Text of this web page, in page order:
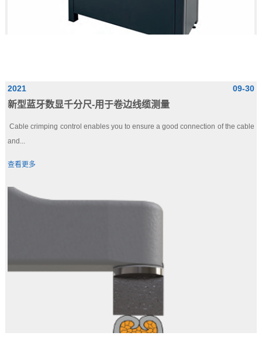
09-30
2021
新型蓝牙数显千分尺-用于卷边线缆测量
Cable crimping control enables you to ensure a good connection of the cable
and...
查看更多